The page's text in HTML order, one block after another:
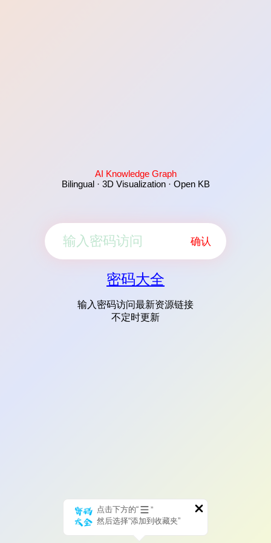
AI Knowledge Graph
Bilingual · 3D Visualization · Open KB
确认
密码大全
输入密码访问最新资源链接
不定时更新
点击下方的“
”
然后选择“添加到收藏夹”